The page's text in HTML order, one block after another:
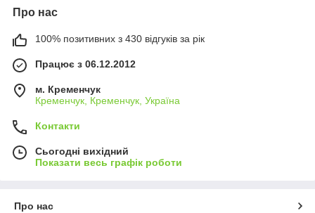
Про нас
100% позитивних з 430 відгуків за рік
Працює з 06.12.2012
м. Кременчук
Кременчук, Кременчук, Україна
Контакти
Сьогодні вихідний
Показати весь графік роботи
Про нас